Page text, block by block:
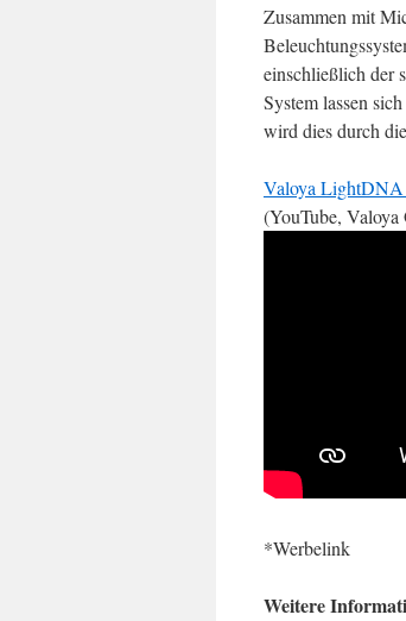
Zusammen mit
einschließlich der
System lassen
wird dies durch
Valoya LightDNA
(YouTube, Valoya
*Werbelink
Weitere